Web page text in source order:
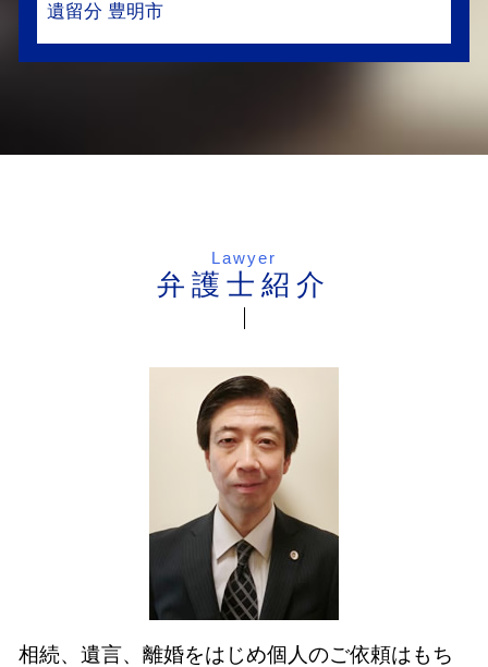
遺留分 豊明市
Lawyer
弁護士紹介
相続、遺言、離婚をはじめ個人のご依頼はもち